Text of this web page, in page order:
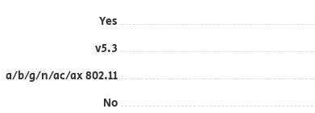
Yes
v5.3
802.11 a/b/g/n/ac/ax
No